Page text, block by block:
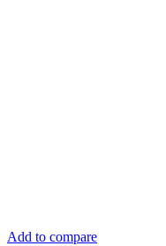
Add to compare